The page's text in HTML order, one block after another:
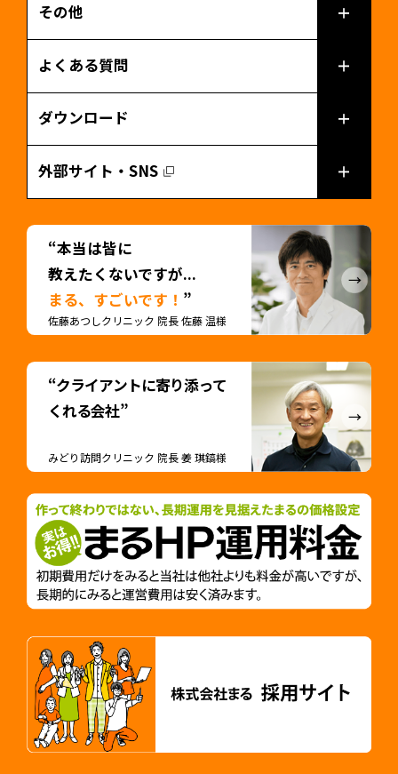
その他
よくある質問
ダウンロード
外部サイト・SNS
“本当は皆に
教えたくないですが...
まる、すごいです！ ”
佐藤あつしクリニック 院長 佐藤 温様
“クライアントに寄り添って
くれる会社”
みどり訪問クリニック 院長 姜 琪鎬様